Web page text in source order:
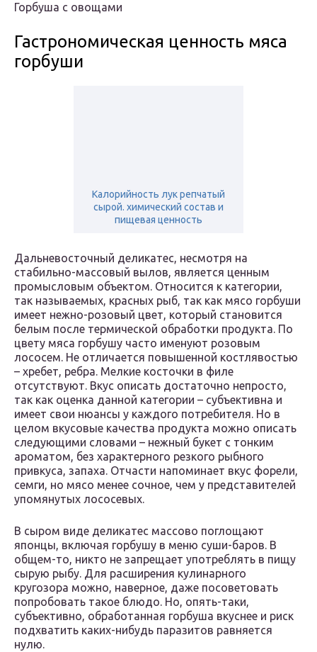
Горбуша с овощами
Гастрономическая ценность мяса
горбуши
Калорийность лук репчатый
сырой. химический состав и
пищевая ценность
Дальневосточный деликатес, несмотря на
стабильно-массовый вылов, является ценным
промысловым объектом. Относится к категории,
так называемых, красных рыб, так как мясо горбуши
имеет нежно-розовый цвет, который становится
белым после термической обработки продукта. По
цвету мяса горбушу часто именуют розовым
лососем. Не отличается повышенной костлявостью
– хребет, ребра. Мелкие косточки в филе
отсутствуют. Вкус описать достаточно непросто,
так как оценка данной категории – субъективна и
имеет свои нюансы у каждого потребителя. Но в
целом вкусовые качества продукта можно описать
следующими словами – нежный букет с тонким
ароматом, без характерного резкого рыбного
привкуса, запаха. Отчасти напоминает вкус форели,
семги, но мясо менее сочное, чем у представителей
упомянутых лососевых.
В сыром виде деликатес массово поглощают
японцы, включая горбушу в меню суши-баров. В
общем-то, никто не запрещает употреблять в пищу
сырую рыбу. Для расширения кулинарного
кругозора можно, наверное, даже посоветовать
попробовать такое блюдо. Но, опять-таки,
субъективно, обработанная горбуша вкуснее и риск
подхватить каких-нибудь паразитов равняется
нулю.